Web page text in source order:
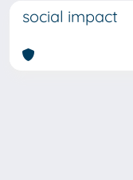
social impact